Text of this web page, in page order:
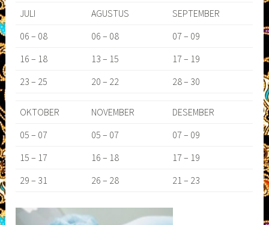
JULI AGUSTUS
SEPTEMBER
06 – 08
06 – 08
07 – 09
16 – 18
13 – 15
17 – 19
23 – 25
20 – 22 28 – 30
OKTOBER NOVEMBER
DESEMBER
05 – 07
05 – 07
07 – 09
15 – 17
16 – 18
17 – 19
29 – 31
26 – 28 21 – 23